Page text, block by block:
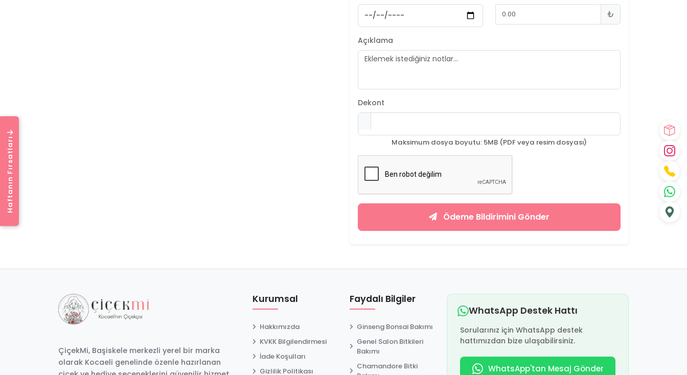
Haftanın Fırsatları
İndirim
Buket Kağıdında Bey...
1,289.90 ₺
₺
Açıklama
Dekont
Maksimum dosya boyutu: 5MB (PDF veya resim dosyası)
Ödeme Bildirimini Gönder
ÇiçekMi, Başiskele merkezli yerel bir marka
olarak Kocaeli genelinde özenle hazırlanan
Kurumsal
Hakkımızda
KVKK Bilgilendirmesi
İade Koşulları
Gizlilik Politikası
Faydalı Bilgiler
Ginseng Bonsai Bakımı
Genel Salon Bitkileri
Bakımı
Chamandore Bitki
WhatsApp Destek Hattı
Sorularınız için WhatsApp destek
hattımızdan bize ulaşabilirsiniz.
WhatsApp'tan Mesaj Gönder